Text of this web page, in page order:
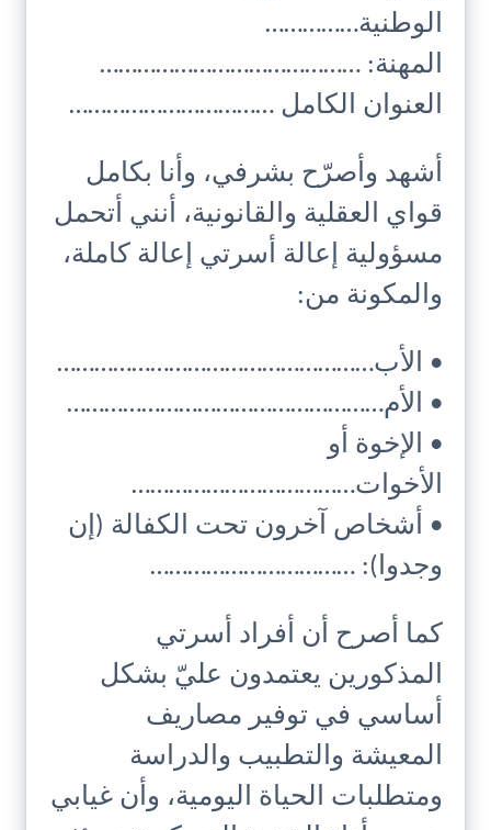
الوطنية……………
المهنة: ……………………………………
العنوان الكامل ……………………………
أشهد وأصرّح بشرفي، وأنا بكامل
قواي العقلية والقانونية، أنني أتحمل
مسؤولية إعالة أسرتي إعالة كاملة،
والمكونة من:
• الأب……………………………………………
• الأم……………………………………………
• الإخوة أو
الأخوات………………………………
• أشخاص آخرون تحت الكفالة (إن
وجدوا): ……………………………
كما أصرح أن أفراد أسرتي
المذكورين يعتمدون عليّ بشكل
أساسي في توفير مصاريف
المعيشة والتطبيب والدراسة
ومتطلبات الحياة اليومية، وأن غيابي